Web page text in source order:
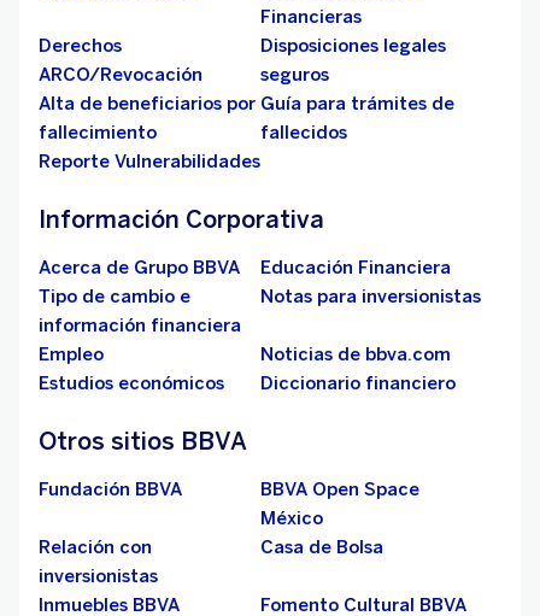
Financieras
Derechos
ARCO/Revocación
Disposiciones legales
seguros
Alta de beneficiarios por
fallecimiento
Guía para trámites de
fallecidos
Reporte Vulnerabilidades
Información Corporativa
Acerca de Grupo BBVA
Educación Financiera
Tipo de cambio e
información financiera
Notas para inversionistas
Empleo
Noticias de bbva.com
Estudios económicos
Diccionario financiero
Otros sitios BBVA
Fundación BBVA
BBVA Open Space
México
Relación con
inversionistas
Casa de Bolsa
Inmuebles BBVA
Fomento Cultural BBVA